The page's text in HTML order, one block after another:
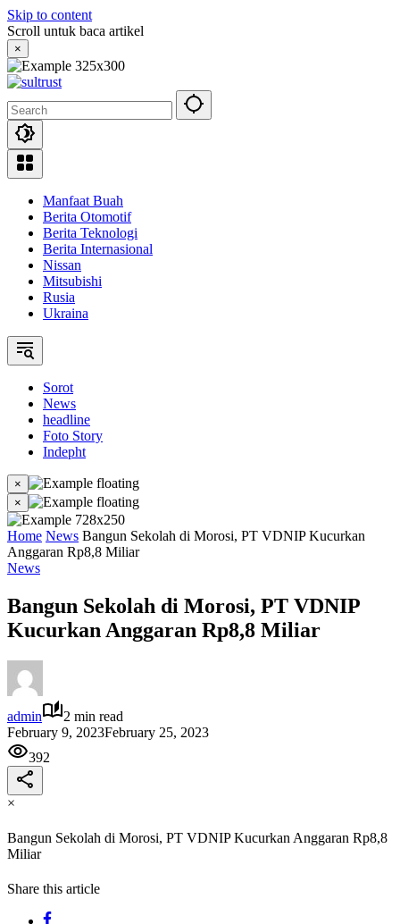
Skip to content
Scroll untuk baca artikel
×
Manfaat Buah
Berita Otomotif
Berita Teknologi
Berita Internasional
Nissan
Mitsubishi
Rusia
Ukraina
Sorot
News
headline
Foto Story
Indepht
×
×
Home News Bangun Sekolah di Morosi, PT VDNIP Kucurkan
Anggaran Rp8,8 Miliar
News
Bangun Sekolah di Morosi, PT VDNIP
Kucurkan Anggaran Rp8,8 Miliar
admin
2 min read
February 9, 2023February 25, 2023
392
×
Bangun Sekolah di Morosi, PT VDNIP Kucurkan Anggaran Rp8,8
Miliar
Share this article